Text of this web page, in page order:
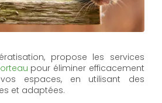
propose les services
pour éliminer efficacement
espaces, en utilisant des
et adaptées.